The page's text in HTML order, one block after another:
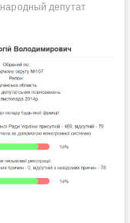
народный депутат